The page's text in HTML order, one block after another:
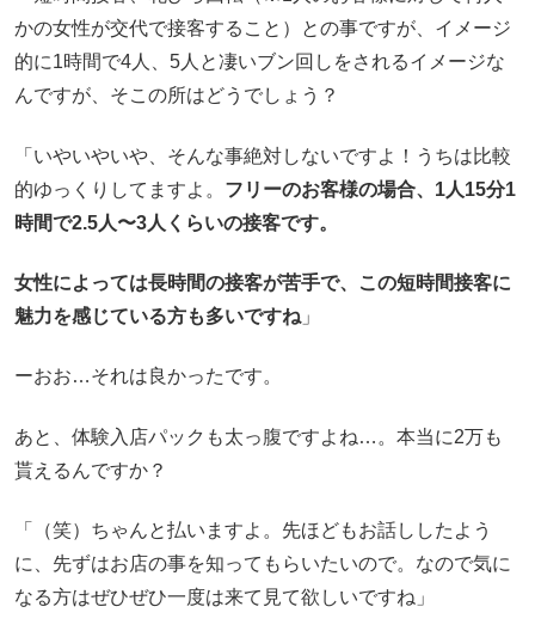
かの女性が交代で接客すること）との事ですが、イメージ
的に1時間で4人、5人と凄いブン回しをされるイメージな
んですが、そこの所はどうでしょう？
「いやいやいや、そんな事絶対しないですよ！うちは比較
的ゆっくりしてますよ。 フリーのお客様の場合、1人15分1
時間で2.5人〜3人くらいの接客です。
女性によっては長時間の接客が苦手で、この短時間接客に
魅力を感じている方も多いですね 」
ーおお…それは良かったです。
あと、体験入店パックも太っ腹ですよね…。本当に2万も
貰えるんですか？
「（笑）ちゃんと払いますよ。先ほどもお話ししたよう
に、先ずはお店の事を知ってもらいたいので。なので気に
なる方はぜひぜひ一度は来て見て欲しいですね」